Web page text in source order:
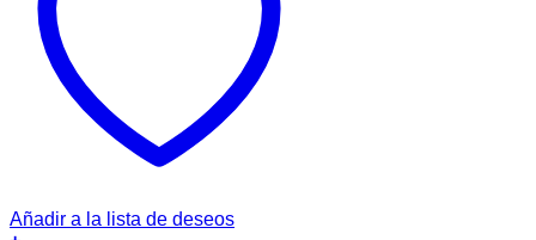
Añadir a la lista de deseos